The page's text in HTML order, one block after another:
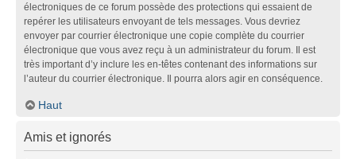
électroniques de ce forum possède des protections qui essaient de
repérer les utilisateurs envoyant de tels messages. Vous devriez
envoyer par courrier électronique une copie complète du courrier
électronique que vous avez reçu à un administrateur du forum. Il est
très important d’y inclure les en-têtes contenant des informations sur
l’auteur du courrier électronique. Il pourra alors agir en conséquence.
Haut
Amis et ignorés